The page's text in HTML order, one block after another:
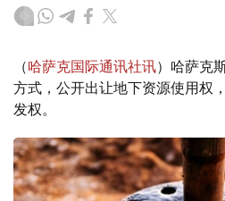
（哈萨克国际通讯社讯）哈萨克
方式，公开出让地下资源使用权
发权。